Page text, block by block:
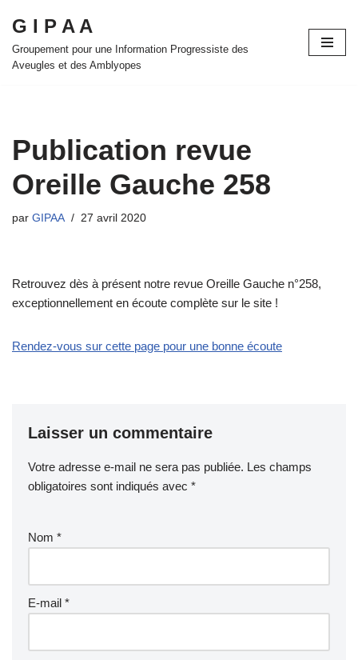
Aller
au
G I P A A
Groupement pour une Information Progressiste des
Aveugles et des Amblyopes
Publication revue
Oreille Gauche 258
par GIPAA 27 avril 2020
Retrouvez dès à présent notre revue Oreille Gauche n°258,
exceptionnellement en écoute complète sur le site !
Rendez-vous sur cette page pour une bonne écoute
Laisser un commentaire
Votre adresse e-mail ne sera pas publiée. Les champs
obligatoires sont indiqués avec *
Nom *
E-mail *